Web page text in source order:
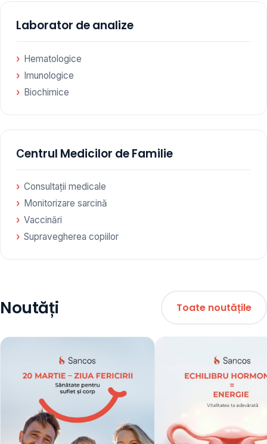
Laborator de analize
Hematologice
Imunologice
Biochimice
Сentrul Medicilor de Familie
Consultații medicale
Monitorizare sarcină
Vaccinări
Supravegherea copiilor
Noutăți Toate noutățile